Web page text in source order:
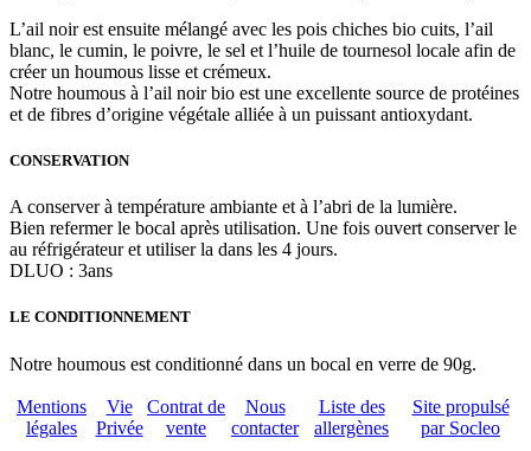
L’ail noir est ensuite mélangé avec les pois chiches bio cuits, l’ail
blanc, le cumin, le poivre, le sel et l’huile de tournesol locale afin de
créer un houmous lisse et crémeux.
Notre houmous à l’ail noir bio est une excellente source de protéines
et de fibres d’origine végétale alliée à un puissant antioxydant.
CONSERVATION
A conserver à température ambiante et à l’abri de la lumière.
Bien refermer le bocal après utilisation. Une fois ouvert conserver le
au réfrigérateur et utiliser la dans les 4 jours.
DLUO : 3ans
LE CONDITIONNEMENT
Notre houmous est conditionné dans un bocal en verre de 90g.
Mentions
légales
Vie
Privée
Contrat de
vente
Nous
contacter
Liste des
allergènes
Site propulsé
par Socleo